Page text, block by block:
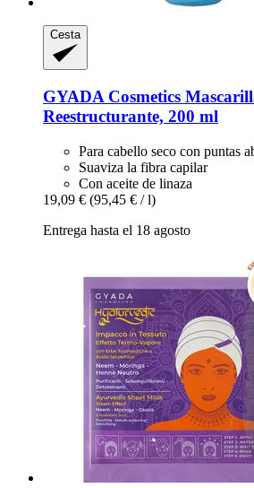
Cesta
GYADA Cosmetics
Reestructurante, 200 ml
Para cabello seco con puntas
Suaviza la fibra capilar
Con aceite de linaza
19,09 € (95,45 € / l)
Entrega hasta el 18 agosto